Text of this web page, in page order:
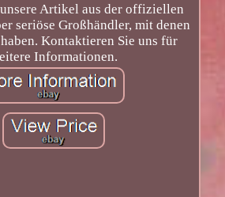
Artikel aus der offiziellen
seriöse Großhändler, mit denen
Kontaktieren Sie uns für
Informationen.